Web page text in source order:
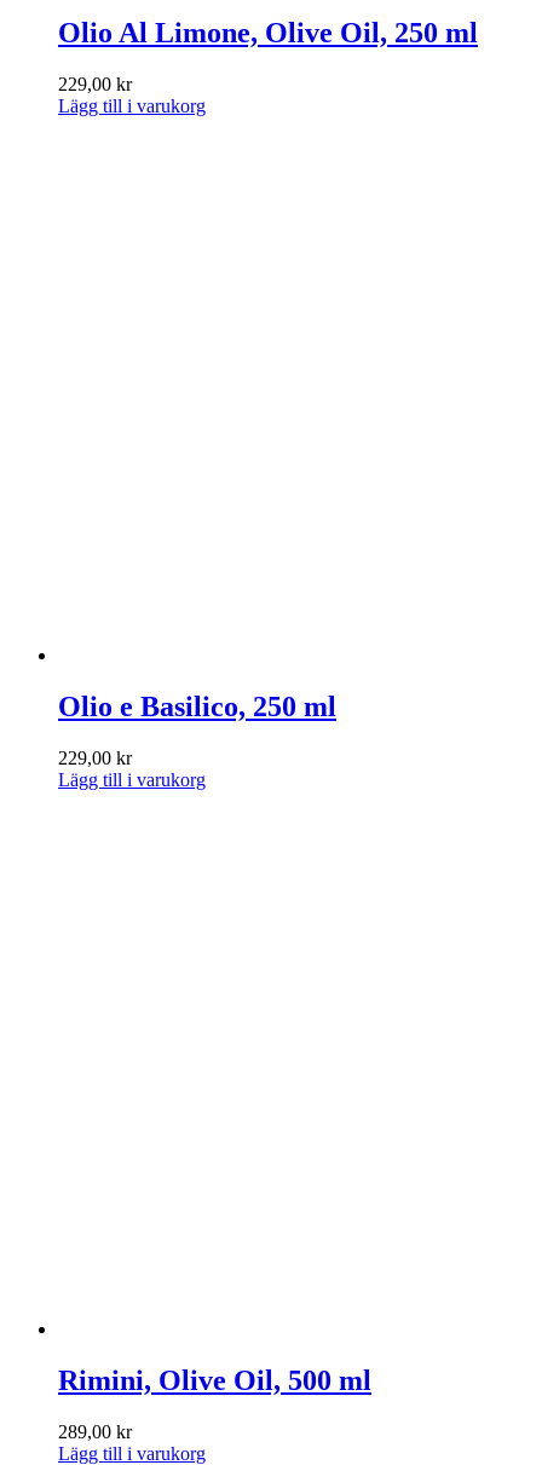
Olio Al Limone, Olive Oil, 250 ml
229,00 kr
Lägg till i varukorg
Olio e Basilico, 250 ml
229,00 kr
Lägg till i varukorg
Rimini, Olive Oil, 500 ml
289,00 kr
Lägg till i varukorg